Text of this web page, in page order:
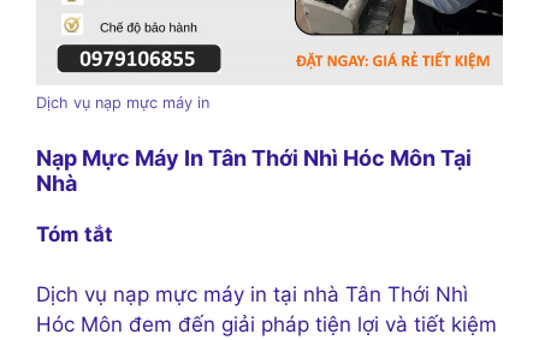
Dịch vụ nạp mực máy in
Nạp Mực Máy In Tân Thới Nhì Hóc Môn Tại
Nhà
Tóm tắt
Dịch vụ nạp mực máy in tại nhà Tân Thới Nhì
Hóc Môn đem đến giải pháp tiện lợi và tiết kiệm